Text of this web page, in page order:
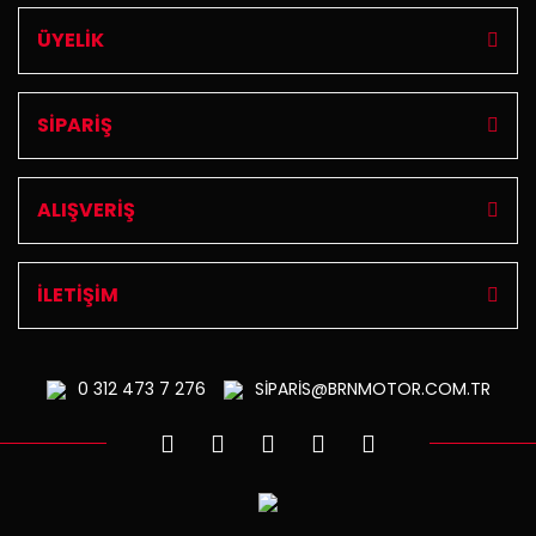
ÜYELİK
SİPARİŞ
ALIŞVERİŞ
İLETİŞİM
0 312473 7 276 SİPARİS@BRNMOTOR.COM.TR